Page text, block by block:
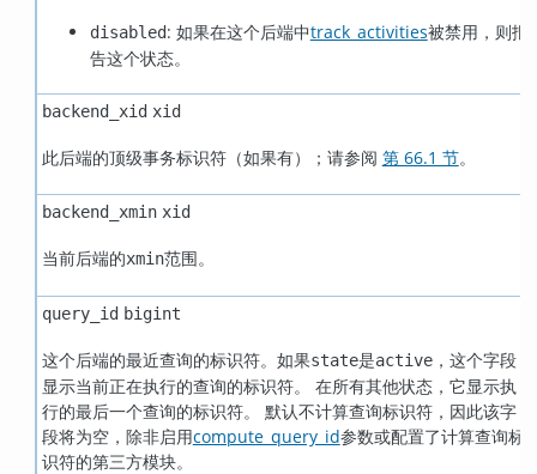
disabled: 如果在这个后端中track_activities被禁用，则报
告这个状态。
backend_xid xid
此后端的顶级事务标识符（如果有）；请参阅 第 66.1 节。
backend_xmin xid
当前后端的xmin范围。
query_id bigint
这个后端的最近查询的标识符。如果state是active，这个字段
显示当前正在执行的查询的标识符。 在所有其他状态，它显示执
行的最后一个查询的标识符。 默认不计算查询标识符，因此该字
段将为空，除非启用compute_query_id参数或配置了计算查询标
识符的第三方模块。